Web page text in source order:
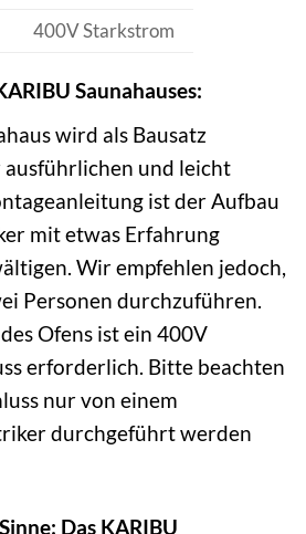
400V Starkstrom
Saunahauses:
wird als Bausatz
und leicht
ist der Aufbau
mit etwas Erfahrung
Wir empfehlen jedoch,
Personen durchzuführen.
Ofens ist ein 400V
erforderlich. Bitte beachten
nur von einem
durchgeführt werden
Das KARIBU